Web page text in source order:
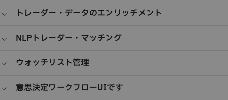
専門家がリスク・プロファイルを長期にわたって定義、管理、
および洗練できるようにする、構成可能なルール・エンジンを
使用します。スクリーニング・基準に対する高度な制御を維持
しながら、変化する運用の要件や進化する脅威・パターンに評
トレーダー・データのエンリッチメント
過去のトレーダー情報で出荷・評価を強化することにより、リ
スク・アセスメントの正確性を向上させます。スクリーニング
活動にいっそう豊かなコンテキストを追加し、長期にわたるパ
ターンや潜在的な懸念事項の特定に役立つデータによって、よ
り情報に基づいた意思決定を支援します。
NLPトレーダー・マッチング
不一致が存在する場合でも、トレーダーの記録を参照データと
照合するために自然言語処理を適用します。記録全体の識別正
確性を向上させ、名前や形式のバリエーション、または不完全
な情報によって生じる課題を軽減します。
ウォッチリスト管理
スクリーニング・プロセスの間に高リスクのエンティティーを
特定しやすくするために、社内および社外のウォッチリストを
意思決定ワークフローUIです